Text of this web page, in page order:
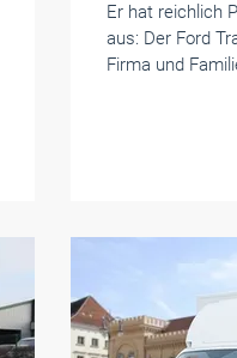
Er hat reichlich
aus: Der Ford
Firma und